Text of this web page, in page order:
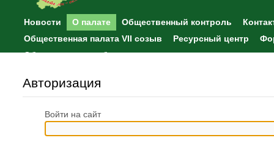
Новости О палате Общественный контроль
Общественная палата VII созыв
Ресурсный центр
Общественные наблюдения
Авторизация
Войти на сайт